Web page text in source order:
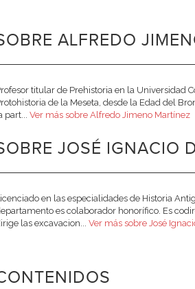
ALFREDO
titular de Prehistoria en la Universidad
de la Meseta, desde la Edad del
part... Ver más sobre Alfredo Jimeno Martínez
JOSÉ IGNACIO
en las especialidades de Historia
es colaborador honorífico. Es
las excavacion... Ver más sobre José